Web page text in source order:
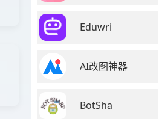
Eduwri
AI改图神器
BotSha